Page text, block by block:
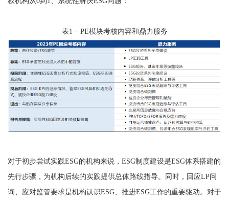
表1 – PE模块考核内容和鼎力服务
对于初步尝试实践ESG的机构来说，ESG制度建设是ESG体系搭建的
先行步骤，为机构后续的实践提供总体路线指导。同时，回应LP问
询、应对监管要求是机构认识ESG、推进ESG工作的重要驱动。对于